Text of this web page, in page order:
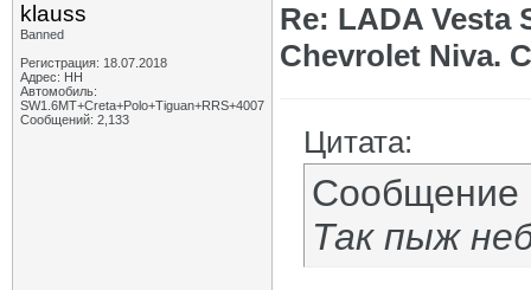
klauss
Banned
Регистрация: 18.07.2018
Адрес: НН
Автомобиль:
SW1.6МТ+Creta+Polo+Tiguan+RRS+4007
Сообщений: 2,133
Re: LADA Vesta
Chevrolet Niva.
Цитата:
Сообщение
Так пыж